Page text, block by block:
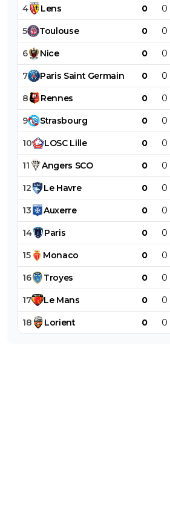
4 Lens 0 0
5 Toulouse 0 0
6 Nice 0 0
7 Paris Saint Germain 0 0
8 Rennes 0 0
9 Strasbourg 0 0
10 LOSC Lille 0 0
11 Angers SCO 0 0
12 Le Havre 0 0
13 Auxerre 0 0
14 Paris 0 0
15 Monaco 0 0
16 Troyes 0 0
17 Le Mans 0 0
18 Lorient 0 0